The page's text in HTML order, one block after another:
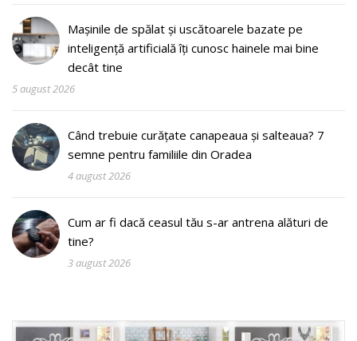
Mașinile de spălat și uscătoarele bazate pe
inteligență artificială îți cunosc hainele mai bine
decât tine
5 august 2026
Când trebuie curățate canapeaua și salteaua? 7
semne pentru familiile din Oradea
4 august 2026
Cum ar fi dacă ceasul tău s-ar antrena alături de
tine?
3 august 2026